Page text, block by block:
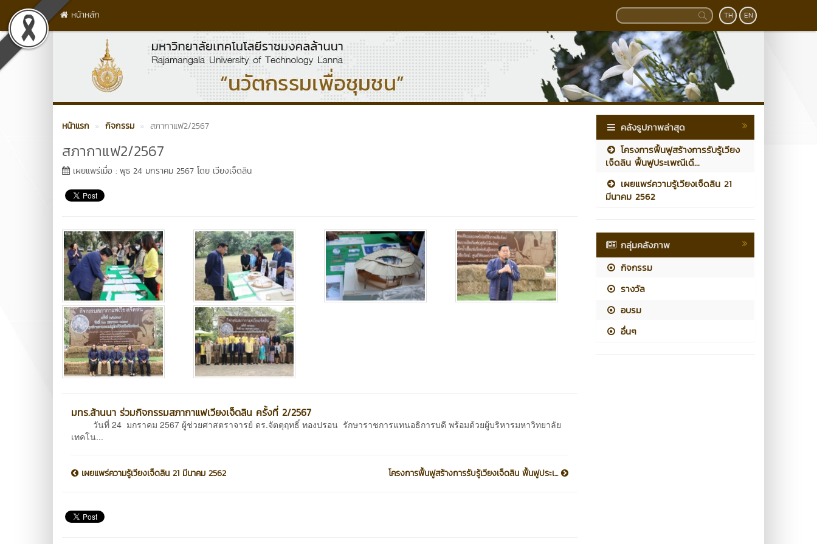
หน้าหลัก TH EN
หน้าแรก กิจกรรม สภากาแฟ2/2567
สภากาแฟ2/2567
เผยแพร่เมื่อ : พุธ 24 มกราคม 2567 โดย เวียงเจ็ดลิน
มทร.ล้านนา ร่วมกิจกรรมสภากาแฟเวียงเจ็ดลิน ครั้งที่ 2/2567
วันที่ 24 มกราคม 2567 ผู้ช่วยศาสตราจารย์ ดร.จัตตุฤทธิ์ ทองปรอน รักษาราชการแทนอธิการบดี พร้อมด้วยผู้บริหารมหาวิทยาลัย
เทคโน...
เผยแพร่ความรู้เวียงเจ็ดลิน 21 มีนาคม 2562 โครงการฟื้นฟูสร้างการรับรู้เวียงเจ็ดลิน ฟื้นฟูประเ...
คลังรูปภาพล่าสุด
โครงการฟื้นฟูสร้างการรับรู้เวียง
เจ็ดลิน ฟื้นฟูประเพณีเดื...
เผยแพร่ความรู้เวียงเจ็ดลิน 21
มีนาคม 2562
กลุ่มคลังภาพ
กิจกรรม
รางวัล
อบรม
อื่นๆ